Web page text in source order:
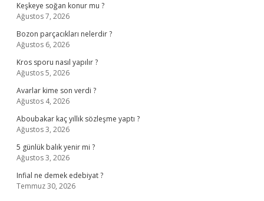
Keşkeye soğan konur mu ?
Ağustos 7, 2026
Bozon parçacıkları nelerdir ?
Ağustos 6, 2026
Kros sporu nasıl yapılır ?
Ağustos 5, 2026
Avarlar kime son verdi ?
Ağustos 4, 2026
Aboubakar kaç yıllık sözleşme yaptı ?
Ağustos 3, 2026
5 günlük balık yenir mi ?
Ağustos 3, 2026
Infial ne demek edebiyat ?
Temmuz 30, 2026